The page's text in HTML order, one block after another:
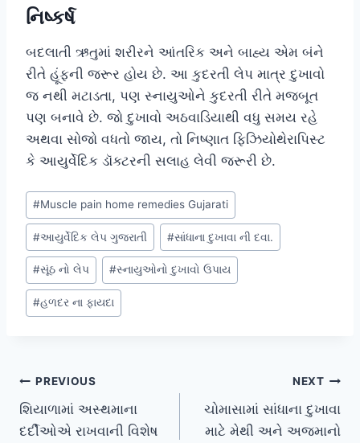
નિષ્કર્ષ
બદલાતી ઋતુમાં શરીરને આંતરિક અને બાહ્ય એમ બંને
રીતે હૂંફની જરૂર હોય છે. આ કુદરતી લેપ માત્ર દુખાવો
જ નથી મટાડતા, પણ સ્નાયુઓને કુદરતી રીતે મજબૂત
પણ બનાવે છે. જો દુખાવો અઠવાડિયાથી વધુ સમય રહે
અથવા સોજો વધતો જાય, તો નિષ્ણાત ફિઝિયોથેરાપિસ્ટ
કે આયુર્વેદિક ડૉક્ટરની સલાહ લેવી જરૂરી છે.
Post
Tags:
#Muscle pain home remedies Gujarati
#આયુર્વેદિક લેપ ગુજરાતી #સાંધાના દુખાવા ની દવા.
#સૂંઠ નો લેપ #સ્નાયુઓનો દુખાવો ઉપાય
#હળદર ના ફાયદા
Post
navigation
PREVIOUS
શિયાળામાં અસ્થમાના
દર્દીઓએ રાખવાની વિશેષ
NEXT
ચોમાસામાં સાંધાના દુખાવા
માટે મેથી અને અજમાનો